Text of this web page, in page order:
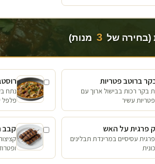
(בחירה של 3 מנות)
ברוטב פטריות
בקר רכות בבישול ארוך עם
עשיר
נתח
פלפל
פרגית על האש
עסיסיים במרינדת תבלינים
קבב